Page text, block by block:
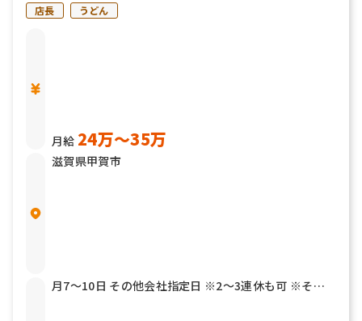
店長 うどん
月給 24万〜35万
滋賀県甲賀市
月7～10日 その他会社指定日 ※2～3連休も可 ※その